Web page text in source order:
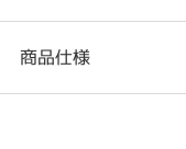
商品仕様